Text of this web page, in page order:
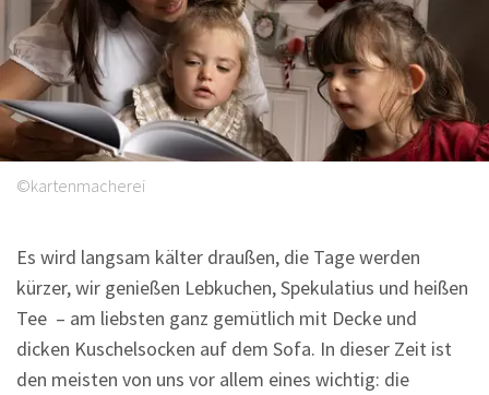
Anlässe
Sprüche
©kartenmacherei
Es wird langsam kälter draußen, die Tage werden
kürzer, wir genießen Lebkuchen, Spekulatius und heißen
Tee – am liebsten ganz gemütlich mit Decke und
dicken Kuschelsocken auf dem Sofa. In dieser Zeit ist
den meisten von uns vor allem eines wichtig: die